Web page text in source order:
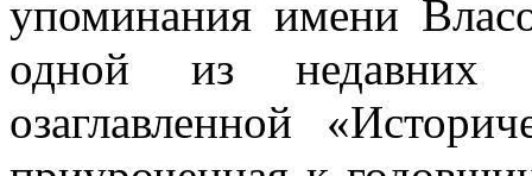
упоминания имени
одной из недавних
озаглавленной